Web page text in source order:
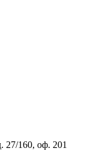
27/160, оф. 201